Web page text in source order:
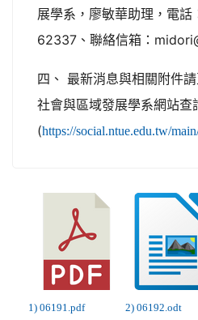
展學系，廖敏華助理，電
62337、聯絡信箱：
四、 最新消息與相關附件
社會與區域發展學系網站查
(https://social.ntue.edu.tw/
1) 06191.pdf 2) 06192.odt